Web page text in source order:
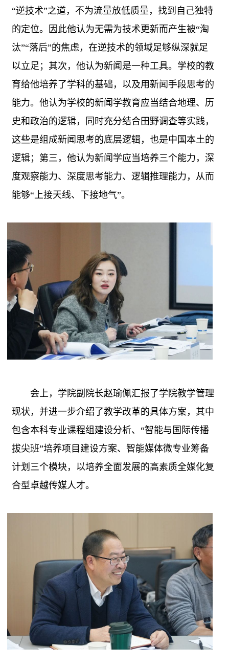
“逆技术”之道，不为流量放低质量，找到自己独特
的定位。因此他认为无需为技术更新而产生被“淘
汰”“落后”的焦虑，在逆技术的领域足够纵深就足
以立足；其次，他认为新闻是一种工具。学校的教
育给他培养了学科的基础，以及用新闻手段思考的
能力。他认为学校的新闻学教育应当结合地理、历
史和政治的逻辑，同时充分结合田野调查等实践，
这些是组成新闻思考的底层逻辑，也是中国本土的
逻辑；第三，他认为新闻学应当培养三个能力，深
度观察能力、深度思考能力、逻辑推理能力，从而
能够“上接天线、下接地气”。
会上，学院副院长赵瑜佩汇报了学院教学管理
现状，并进一步介绍了教学改革的具体方案，其中
包含本科专业课程组建设分析、“智能与国际传播
拔尖班”培养项目建设方案、智能媒体微专业筹备
计划三个模块，以培养全面发展的高素质全媒化复
合型卓越传媒人才。